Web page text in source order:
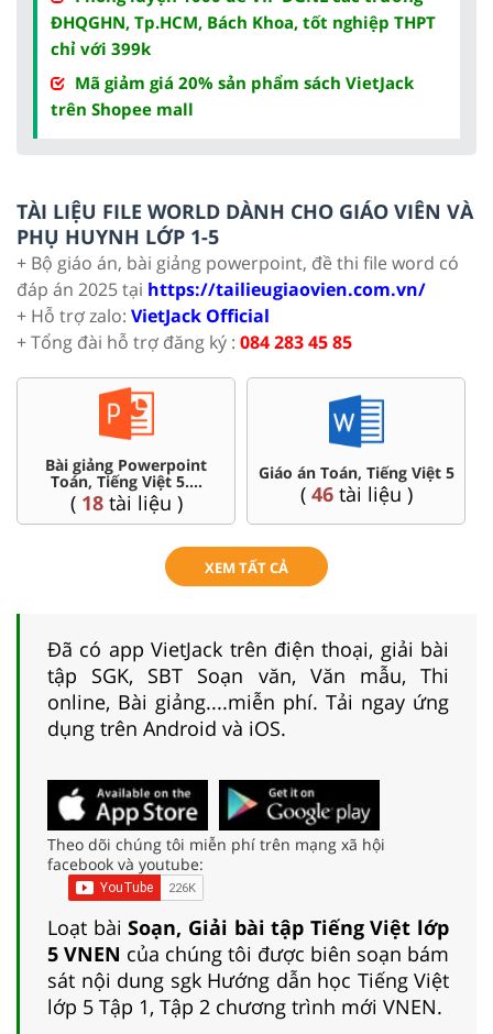
ĐHQGHN, Tp.HCM, Bách Khoa, tốt nghiệp THPT
chỉ với 399k
Mã giảm giá 20% sản phẩm sách VietJack
trên Shopee mall
TÀI LIỆU FILE WORLD DÀNH CHO GIÁO VIÊN VÀ
PHỤ HUYNH LỚP 1-5
+ Bộ giáo án, bài giảng powerpoint, đề thi file word có
đáp án 2025 tại https://tailieugiaovien.com.vn/
+ Hỗ trợ zalo: VietJack Official
+ Tổng đài hỗ trợ đăng ký : 084 283 45 85
Chuyên đề dạy thêm Toán,
Tiếng Việt ...5
( 36tài liệu )
Ôn thi vào 6 chuyên, CLC
(4tài liệu )
XEM TẤT CẢ
Đã có app VietJack trên điện thoại, giải bài
tập SGK, SBT Soạn văn, Văn mẫu, Thi
online, Bài giảng....miễn phí. Tải ngay ứng
dụng trên Android và iOS.
Theo dõi chúng tôi miễn phí trên mạng xã hội
facebook và youtube:
Loạt bàiSoạn, Giải bài tập Tiếng Việt lớp
5 VNEN của chúng tôi được biên soạn bám
sát nội dung sgk Hướng dẫn học Tiếng Việt
lớp 5 Tập 1, Tập 2 chương trình mới VNEN.